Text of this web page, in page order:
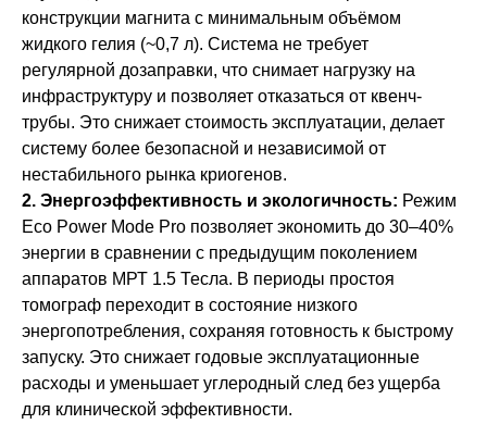
конструкции магнита с минимальным объёмом
жидкого гелия (~0,7 л). Система не требует
регулярной дозаправки, что снимает нагрузку на
инфраструктуру и позволяет отказаться от квенч-
трубы. Это снижает стоимость эксплуатации, делает
систему более безопасной и независимой от
нестабильного рынка криогенов.
2. Энергоэффективность и экологичность: Режим
Eco Power Mode Pro позволяет экономить до 30–40%
энергии в сравнении с предыдущим поколением
аппаратов МРТ 1.5 Тесла. В периоды простоя
томограф переходит в состояние низкого
энергопотребления, сохраняя готовность к быстрому
запуску. Это снижает годовые эксплуатационные
расходы и уменьшает углеродный след без ущерба
для клинической эффективности.